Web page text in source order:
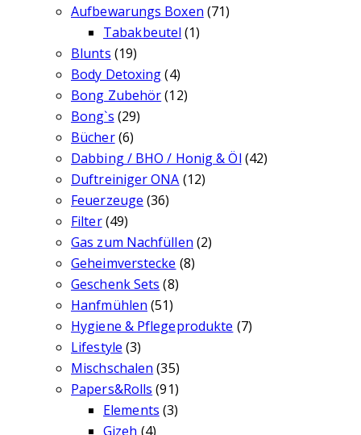
Aufbewarungs Boxen (71)
Tabakbeutel (1)
Blunts (19)
Body Detoxing (4)
Bong Zubehör(12)
Bong`s (29)
Bücher(6)
Dabbing / BHO / Honig & Öl (42)
Duftreiniger ONA (12)
Feuerzeuge (36)
Filter(49)
Gas zum Nachfüllen (2)
Geheimverstecke (8)
Geschenk Sets (8)
Hanfmühlen (51)
Hygiene & Pflegeprodukte (7)
Lifestyle (3)
Mischschalen (35)
Papers&Rolls (91)
Elements (3)
Gizeh (4)